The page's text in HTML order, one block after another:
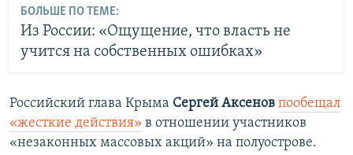
БОЛЬШЕ ПО ТЕМЕ:
Из России: «Ощущение, что власть не
учится на собственных ошибках»
Российский глава Крыма Сергей Аксенов пообещал
«жесткие действия» в отношении участников
«незаконных массовых акций» на полуострове.